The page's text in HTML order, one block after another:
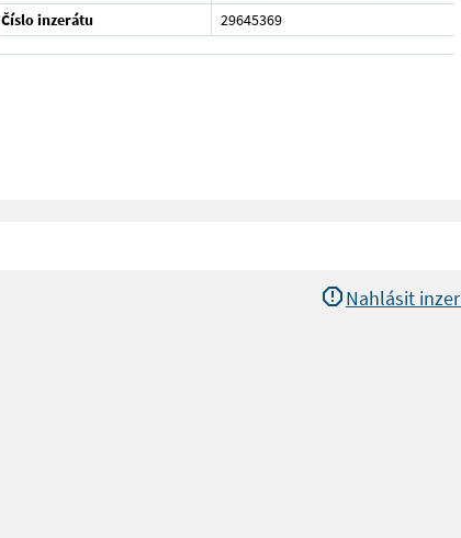
Číslo inzerátu
29645369
Nahlásit